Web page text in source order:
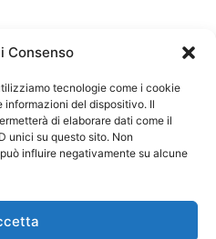
Consenso
tecnologie come i cookie
informazioni del dispositivo. Il
di elaborare dati come il
unici su questo sito. Non
influire negativamente su alcune
Degli Ordini dei Biologi:
80069130583
www.fnob.it: Vincenzo